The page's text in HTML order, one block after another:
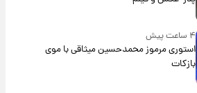
۴ ساعت پیش
استوری مرموز محمدحسین میثاقی با موی
بازکات